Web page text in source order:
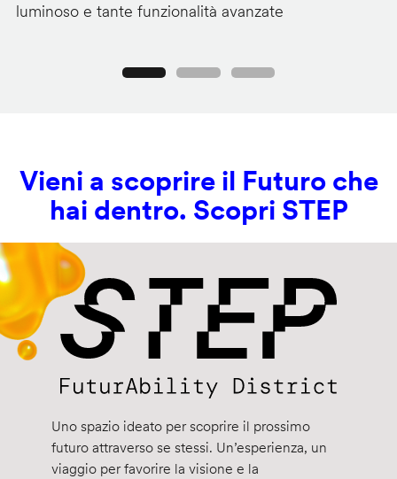
luminoso e tante funzionalità avanzate
Vieni a scoprire il Futuro che
hai dentro. Scopri STEP
Uno spazio ideato per scoprire il prossimo
futuro attraverso se stessi. Un’esperienza, un
viaggio per favorire la visione e la